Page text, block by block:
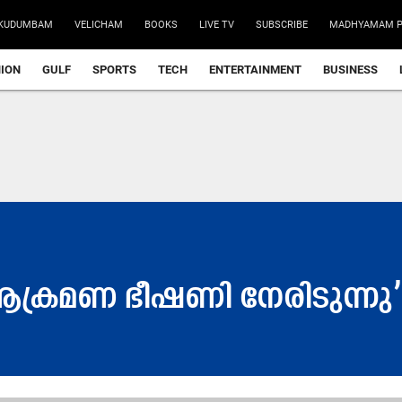
VELICHAM BOOKS LIVE TV SUBSCRIBE MADHYAMAM
GULF SPORTS TECH ENTERTAINMENT BUSINESS
ഭീഷണി നേരിടുന്നു’